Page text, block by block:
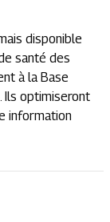
disponible
santé des
à la Base
Ils optimiseront
information